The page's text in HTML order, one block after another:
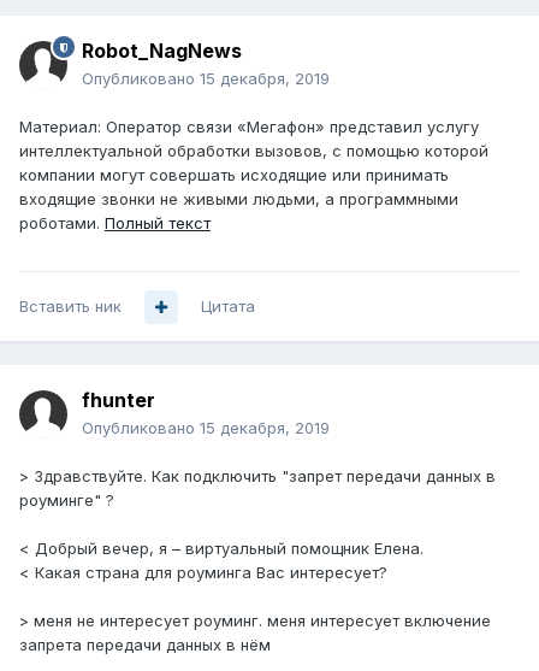
Robot_NagNews
Опубликовано 15 декабря, 2019
Материал: Оператор связи «Мегафон» представил услугу
интеллектуальной обработки вызовов, с помощью которой
компании могут совершать исходящие или принимать
входящие звонки не живыми людьми, а программными
роботами. Полный текст
Вставить ник Цитата
fhunter
Опубликовано 15 декабря, 2019
> Здравствуйте. Как подключить "запрет передачи данных в
роуминге" ?
< Добрый вечер, я – виртуальный помощник Елена.
< Какая страна для роуминга Вас интересует?
> меня не интересует роуминг. меня интересует включение
запрета передачи данных в нём